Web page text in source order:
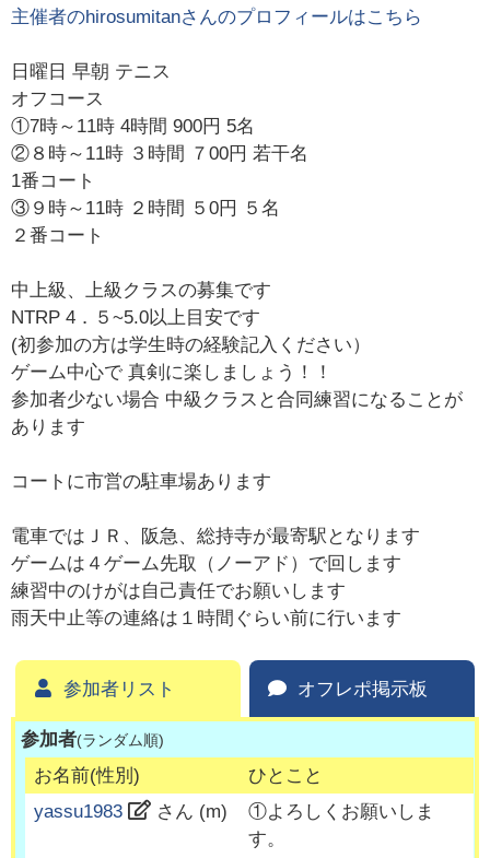
主催者のhirosumitanさんのプロフィールはこちら
日曜日 早朝 テニス
オフコース
①7時～11時 4時間 900円 5名
②８時～11時 ３時間 ７00円 若干名
1番コート
③９時～11時 ２時間 ５0円 ５名
２番コート
中上級、上級クラスの募集です
NTRP 4．５~5.0以上目安です
(初参加の方は学生時の経験記入ください）
ゲーム中心で 真剣に楽しましょう！！
参加者少ない場合 中級クラスと合同練習になることが
あります
コートに市営の駐車場あります
電車ではＪＲ、阪急、総持寺が最寄駅となります
ゲームは４ゲーム先取（ノーアド）で回します
練習中のけがは自己責任でお願いします
雨天中止等の連絡は１時間ぐらい前に行います
参加者リスト オフレポ掲示板
参加者(ランダム順)
お名前(性別)
ひとこと
yassu1983
さん (m)
①よろしくお願いしま
す。